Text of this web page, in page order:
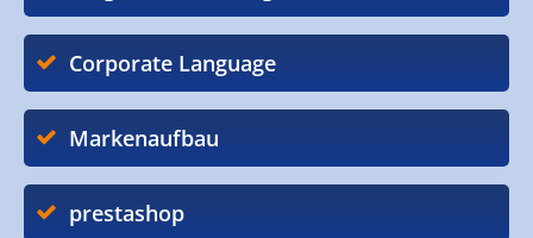
Corporate Language
Markenaufbau
prestashop